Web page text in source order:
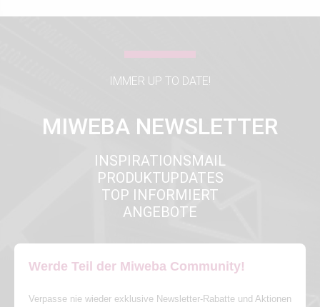
IMMER UP TO DATE!
MIWEBA NEWSLETTER
INSPIRATIONSMAIL
PRODUKTUPDATES
TOP INFORMIERT
ANGEBOTE
Werde Teil der Miweba Community!
Verpasse nie wieder exklusive Newsletter-Rabatte und Aktionen